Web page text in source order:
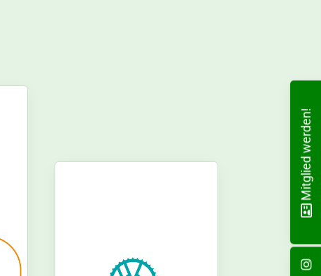
Mitglied werden!